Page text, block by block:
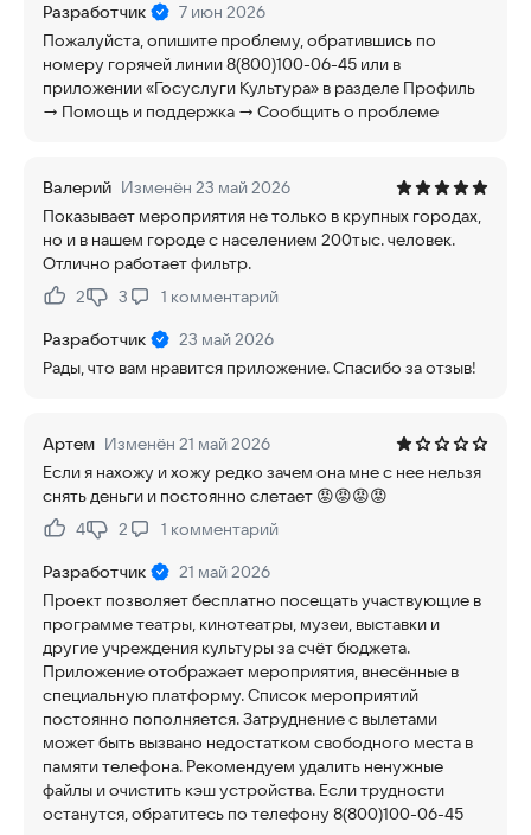
Разработчик
7 июн 2026
Пожалуйста, опишите проблему, обратившись по
номеру горячей линии 8(800)100-06-45 или в
приложении «Госуслуги Культура» в разделе Профиль
→ Помощь и поддержка → Сообщить о проблеме
Валерий Изменён 23 май 2026
Показывает мероприятия не только в крупных городах,
но и в нашем городе с населением 200тыс. человек.
Отлично работает фильтр.
Нравится:
2Не нравится:
3 1 комментарий
Разработчик
23 май 2026
Рады, что вам нравится приложение. Спасибо за отзыв!
Артем Изменён 21 май 2026
Если я нахожу и хожу редко зачем она мне с нее нельзя
снять деньги и постоянно слетает 😡😡😡😡
Нравится:
4Не нравится:
2 1 комментарий
Разработчик
21 май 2026
Проект позволяет бесплатно посещать участвующие в
программе театры, кинотеатры, музеи, выставки и
другие учреждения культуры за счёт бюджета.
Приложение отображает мероприятия, внесённые в
специальную платформу. Список мероприятий
постоянно пополняется. Затруднение с вылетами
может быть вызвано недостатком свободного места в
памяти телефона. Рекомендуем удалить ненужные
файлы и очистить кэш устройства. Если трудности
останутся, обратитесь по телефону 8(800)100-06-45